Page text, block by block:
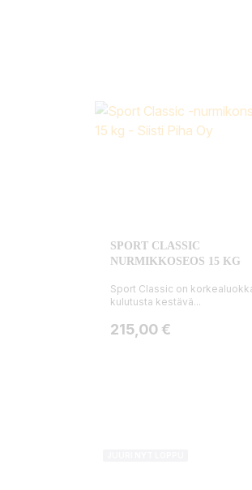
SPORT CLASSIC
NURMIKKOSEOS 15 KG
Sport Classic on
kulutusta kestävä...
Hinta
215,00 €